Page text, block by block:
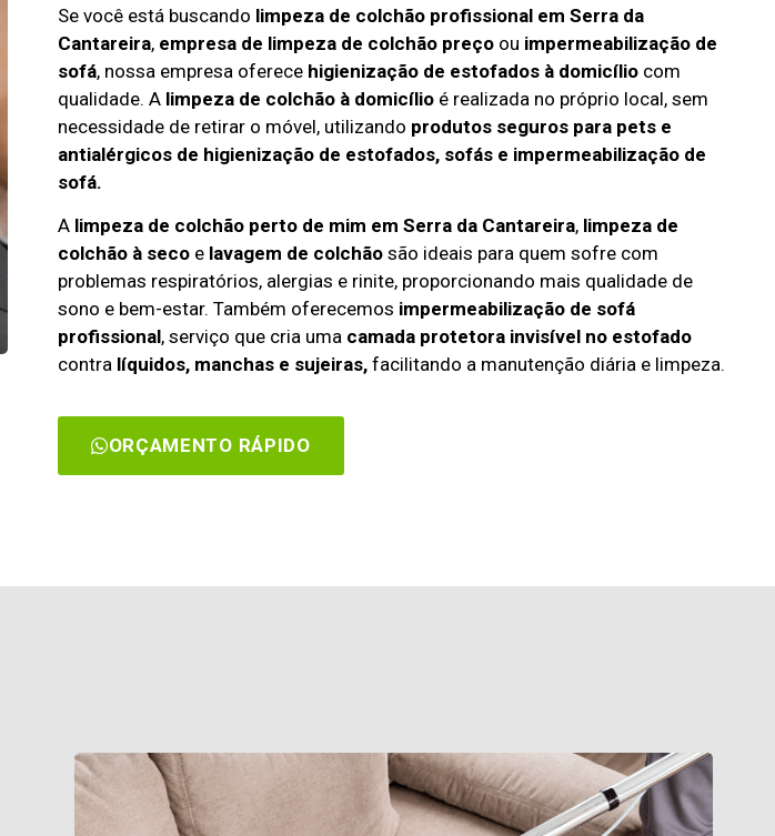
Se você está buscando limpeza de colchão profissional em Serra da
Cantareira, empresa de limpeza de colchão preçoou impermeabilização de
sofá, nossa empresa oferece higienização de estofados à domicíliocom
qualidade. A limpeza de colchão à domicílioé realizada no próprio local, sem
necessidade de retirar o móvel, utilizando produtos seguros para pets e
antialérgicos de higienização de estofados, sofás e impermeabilização de
sofá.
A limpeza de colchão perto de mim em Serra da Cantareira, limpeza de
colchão à secoe lavagem de colchãosão ideais para quem sofre com
problemas respiratórios, alergias e rinite, proporcionando mais qualidade de
sono e bem-estar. Também oferecemos impermeabilização de sofá
profissional, serviço que cria uma camada protetora invisível no estofado
contra líquidos, manchas e sujeiras,facilitando a manutenção diária e limpeza.
ORÇAMENTO RÁPIDO